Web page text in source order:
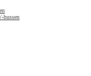
hussen